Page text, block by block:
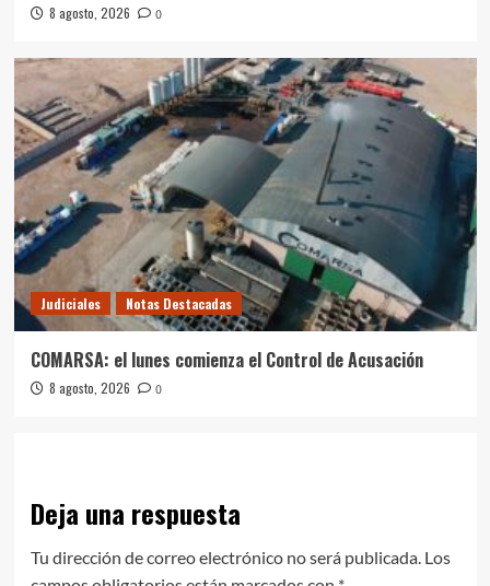
8 agosto, 2026 0
Judiciales Notas Destacadas
COMARSA: el lunes comienza el Control de Acusación
8 agosto, 2026 0
Deja una respuesta
Tu dirección de correo electrónico no será publicada. Los